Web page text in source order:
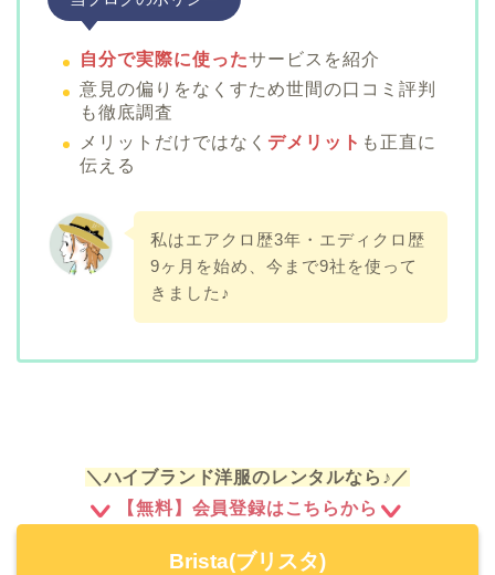
自分で実際に使ったサービスを紹介
意見の偏りをなくすため世間の口コミ評判
も徹底調査
メリットだけではなく デメリット も正直に
伝える
私はエアクロ歴3年・エディクロ歴
9ヶ月を始め、今まで9社を使って
きました♪
＼ハイブランド洋服のレンタルなら♪／
【無料】会員登録はこちらから
Brista(ブリスタ)